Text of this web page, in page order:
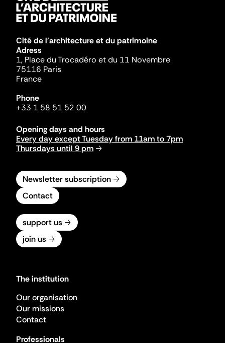
Cité de l'architecture et du patrimoine
Adress
1, Place du Trocadéro et du 11 Novembre
75116 Paris
France
Phone
+33 1 58 51 52 00
Opening days and hours
Every day except Tuesday from 11am to 7pm
Thursdays until 9 pm
Newsletter subscription
Contact
support us
join us
The institution
Our organisation
Our missions
Contact
Professionals